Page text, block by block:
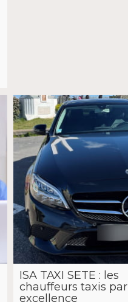
ISA TAXI SETE : les
chauffeurs taxis par
excellence